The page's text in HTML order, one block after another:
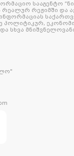
სააგენტო
რეალურ რეჟიმში და
პოლიტიკურ,
სხვა